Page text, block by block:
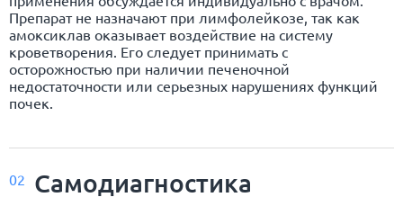
Препарат не назначают при лимфолейкозе, так как
амоксиклав оказывает воздействие на систему
кроветворения. Его следует принимать с
осторожностью при наличии печеночной
недостаточности или серьезных нарушениях функций
почек.
02 Самодиагностика